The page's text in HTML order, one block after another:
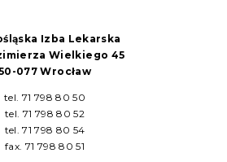
Izba Lekarska
Wielkiego 45
077 Wrocław
tel. 71 798 80 50
tel. 71 798 80 52
tel. 71 798 80 54
fax. 71 798 80 51